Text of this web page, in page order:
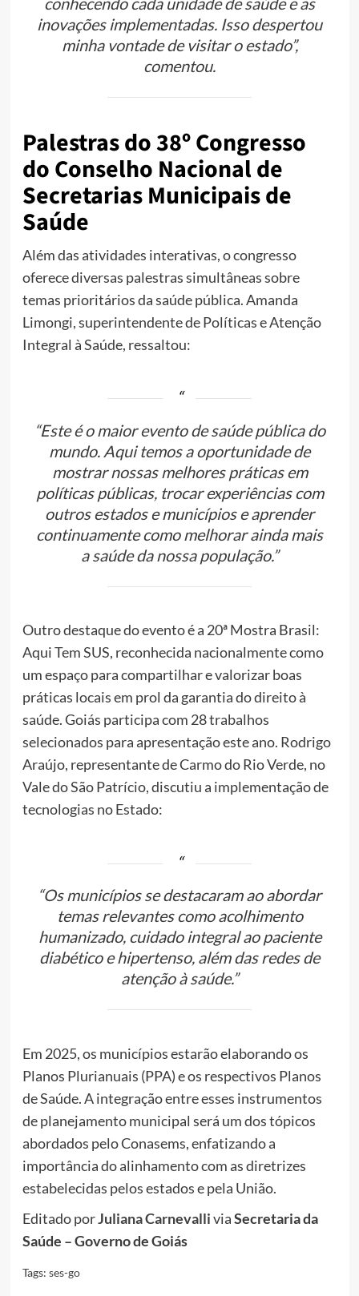
inovações implementadas. Isso despertou
minha vontade de visitar o estado”,
comentou.
Palestras do 38º Congresso
do Conselho Nacional de
Secretarias Municipais de
Saúde
Além das atividades interativas, o congresso
oferece diversas palestras simultâneas sobre
temas prioritários da saúde pública. Amanda
Limongi, superintendente de Políticas e Atenção
Integral à Saúde, ressaltou:
“Este é o maior evento de saúde pública do
mundo. Aqui temos a oportunidade de
mostrar nossas melhores práticas em
políticas públicas, trocar experiências com
outros estados e municípios e aprender
continuamente como melhorar ainda mais
a saúde da nossa população.”
Outro destaque do evento é a 20ª Mostra Brasil:
Aqui Tem SUS, reconhecida nacionalmente como
um espaço para compartilhar e valorizar boas
práticas locais em prol da garantia do direito à
saúde. Goiás participa com 28 trabalhos
selecionados para apresentação este ano. Rodrigo
Araújo, representante de Carmo do Rio Verde, no
Vale do São Patrício, discutiu a implementação de
tecnologias no Estado:
“Os municípios se destacaram ao abordar
temas relevantes como acolhimento
humanizado, cuidado integral ao paciente
diabético e hipertenso, além das redes de
atenção à saúde.”
Em 2025, os municípios estarão elaborando os
Planos Plurianuais (PPA) e os respectivos Planos
de Saúde. A integração entre esses instrumentos
de planejamento municipal será um dos tópicos
abordados pelo Conasems, enfatizando a
importância do alinhamento com as diretrizes
estabelecidas pelos estados e pela União.
Editado porJuliana CarnevalliviaSecretaria da
Saúde – Governo de Goiás
Tags: ses-go